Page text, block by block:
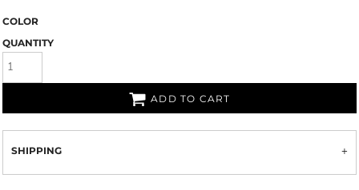
COLOR
QUANTITY
ADD TO CART
SHIPPING